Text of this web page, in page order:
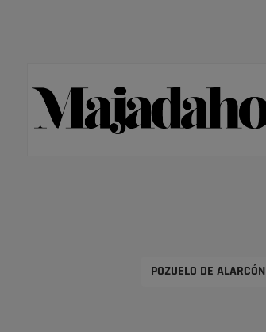
POZUELO DE ALARCÓN